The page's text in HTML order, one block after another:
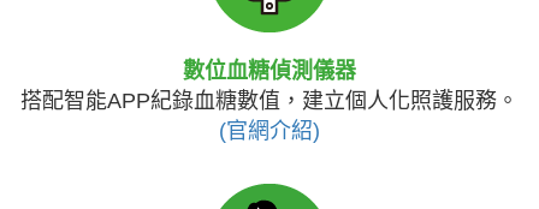
數位血糖偵測儀器
搭配智能APP紀錄血糖數值，建立個人化照護服務。
(官網介紹)